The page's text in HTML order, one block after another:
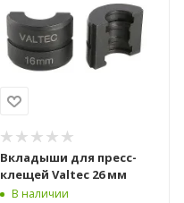
Вкладыши для пресс-
клещей Valtec 26 мм
В наличии